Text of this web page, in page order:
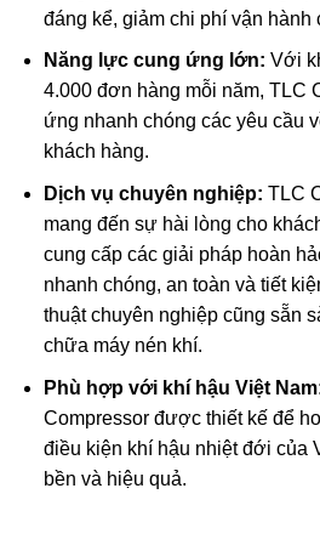
đáng kể, giảm chi phí vận hành
Năng lực cung ứng lớn: Với
4.000 đơn hàng mỗi năm, TLC
ứng nhanh chóng các yêu cầu
khách hàng.
Dịch vụ chuyên nghiệp: TLC
mang đến sự hài lòng cho
cung cấp các giải pháp hoàn
nhanh chóng, an toàn và tiết
thuật chuyên nghiệp cũng sẵn
chữa máy nén khí.
Phù hợp với khí hậu Việt
Compressor được thiết kế để
điều kiện khí hậu nhiệt đới của
bền và hiệu quả.